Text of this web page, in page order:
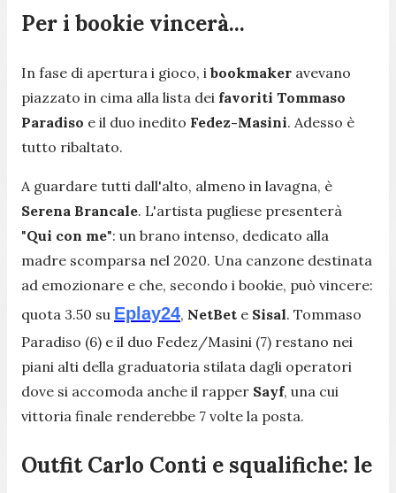
Per i bookie vincerà...
In fase di apertura i gioco, i bookmaker avevano
piazzato in cima alla lista dei favoriti Tommaso
Paradiso e il duo inedito Fedez-Masini. Adesso è
tutto ribaltato.
A guardare tutti dall'alto, almeno in lavagna, è
Serena Brancale. L'artista pugliese presenterà
"Qui con me": un brano intenso, dedicato alla
madre scomparsa nel 2020. Una canzone destinata
ad emozionare e che, secondo i bookie, può vincere:
quota 3.50 su Eplay24, NetBet e Sisal. Tommaso
Paradiso (6) e il duo Fedez/Masini (7) restano nei
piani alti della graduatoria stilata dagli operatori
dove si accomoda anche il rapper Sayf, una cui
vittoria finale renderebbe 7 volte la posta.
Outfit Carlo Conti e squalifiche: le